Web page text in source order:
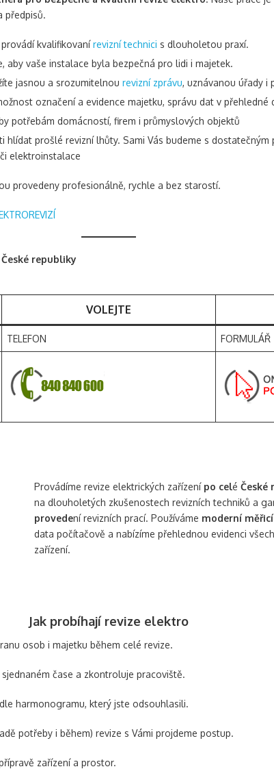
předpisů.
kvalifikovanírevizní technici s dlouholetou praxí.
aby vaše instalace byla bezpečná pro lidi i majetek.
jasnou a srozumitelnou revizní zprávu, uznávanou úřady i
označení a evidence majetku, správu dat v
potřebám domácností, firem i průmyslových objektů
hlídat prošlé revizní lhůty. Sami Vás budeme s
elektroinstalace
provedeny profesionálně, rychle a bez starostí.
republiky
VOLEJTE
TELEFON FORMULÁŘ
Provádíme revize elektrických zařízení po celé České
na dlouholetých zkušenostech revizních techniků a
provedení revizních prací. Používáme moderní
data počítačově a nabízíme přehlednou evidenci
zařízení.
Jak probíhají revize elektro
osob i majetku během celé revize.
čase a zkontroluje pracoviště.
harmonogramu, který jste odsouhlasili.
potřeby i během) revize s Vámi projdeme postup.
zařízení a prostor.